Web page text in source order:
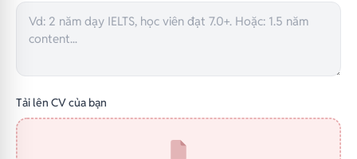
Tải lên CV của bạn